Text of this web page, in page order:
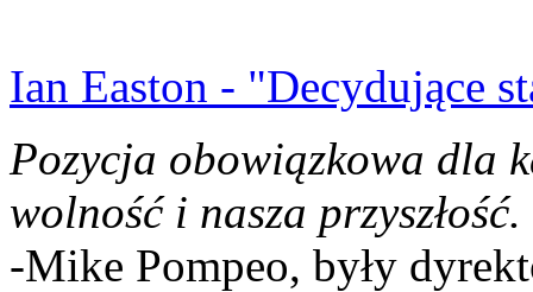
Ian Easton - "Decydujące
Pozycja obowiązkowa dla
wolność i nasza przyszłość.
-Mike Pompeo, były